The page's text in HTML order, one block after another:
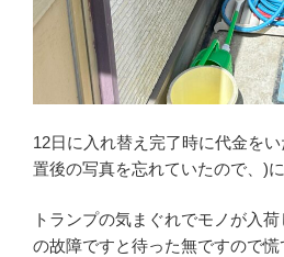
12日に入れ替え完了時に代金を
置後の写真を忘れていたので、)
トランプの気まぐれでモノが入
の故障ですと待った無ですので